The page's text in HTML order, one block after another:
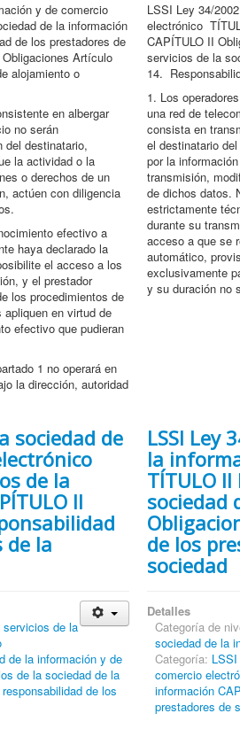
y de comercio
de la información
de los prestadores de
Artículo
alojamiento o
en albergar
no serán
del destinatario,
la actividad o la
o derechos de un
actúen con diligencia
efectivo a
haya declarado la
el acceso a los
y el prestador
los procedimientos de
en virtud de
efectivo que pudieran
1 no operará en
la dirección, autoridad
LSSI Ley 34/
electrónico
CAPÍTULO II
servicios de la
14.
1. Los
una red de
consista en
el destinatario
por la
transmisión,
de dichos datos.
estrictamente
durante su
acceso a que se
automático,
exclusivamente
y su duración no
sociedad de
de la
II
de la
servicios de la
de la información y de
de la sociedad de la
de los
LSSI Ley
la
TÍTULO
sociedad
de los
sociedad
Detalles
Categoría de
sociedad de la
Categoría:
comercio
información
prestadores de